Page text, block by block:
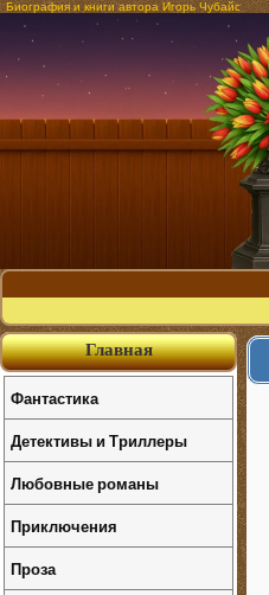
Биография и книги автора Игорь Чубайс
Главная
Фантастика
Детективы и Триллеры
Любовные романы
Приключения
Проза